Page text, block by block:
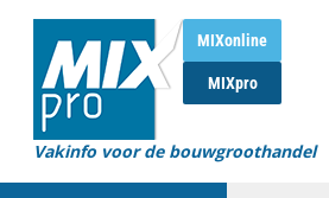
MIXonline
MIXpro
Vakinfo voor de bouwgroothandel